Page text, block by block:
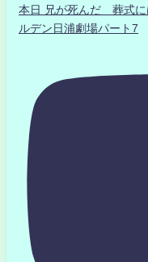
本日 兄が死んだ 葬式
ルデン日浦劇場パート7